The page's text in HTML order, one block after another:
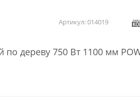
Артикул:014019
по дереву 750 Вт 1100 мм